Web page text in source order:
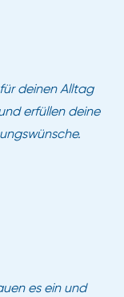
deinen Alltag
erfüllen deine
es ein und